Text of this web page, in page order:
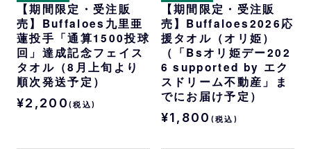
【期間限定・受注販
売】Buffaloes九里亜
蓮投手「通算1500投球
回」達成記念フェイス
タオル（8月上旬より
順次発送予定）
¥2,200 (税込)
【期間限定・受注販
売】Buffaloes2026応
援タオル（オリ姫）
（「Bsオリ姫デー202
6 supported by エク
スドリーム不動産」ま
でにお届け予定）
¥1,800 (税込)